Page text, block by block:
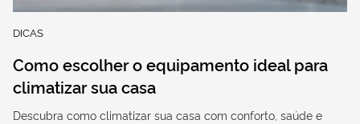
DICAS
Como escolher o equipamento ideal para
climatizar sua casa
Descubra como climatizar sua casa com conforto, saúde e